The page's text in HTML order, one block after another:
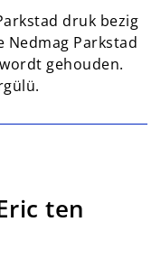
druk bezig
Parkstad
gehouden.
ten